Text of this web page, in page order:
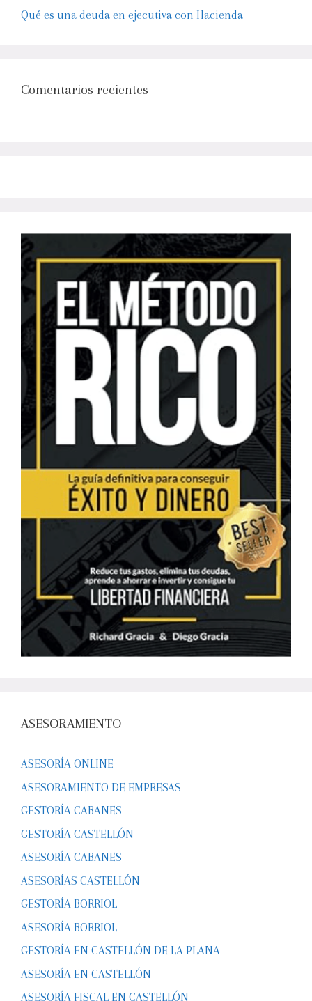
Qué es una deuda en ejecutiva con Hacienda
Comentarios recientes
ASESORAMIENTO
ASESORÍA ONLINE
ASESORAMIENTO DE EMPRESAS
GESTORÍA CABANES
GESTORÍA CASTELLÓN
ASESORÍA CABANES
ASESORÍAS CASTELLÓN
GESTORÍA BORRIOL
ASESORÍA BORRIOL
GESTORÍA EN CASTELLÓN DE LA PLANA
ASESORÍA EN CASTELLÓN
ASESORÍA FISCAL EN CASTELLÓN